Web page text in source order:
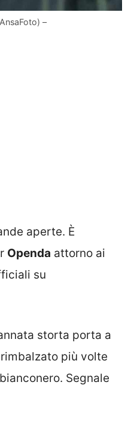
–
aperte. È
Openda attorno ai
su
storta porta a
più volte
Segnale